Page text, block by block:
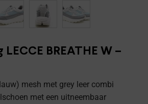
LECCE BREATHE W –
mesh met grey leer combi
met een uitneembaar